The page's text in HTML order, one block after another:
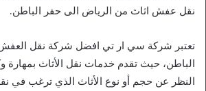
نقل عفش اثاث من الرياض الى حفر الباطن.
تعتبر شركة سي ار تي افضل شركة نقل
الباطن، حيث تقدم خدمات نقل الأثاث بمهارة
النظر عن حجم أو نوع الأثاث الذي ترغب في